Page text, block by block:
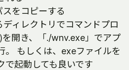
をコピーする
ディレクトリでコマンドプロ
を開き、「./wnv.exe」でアプ
。 もしくは、exeファイルを
で起動しても良いです